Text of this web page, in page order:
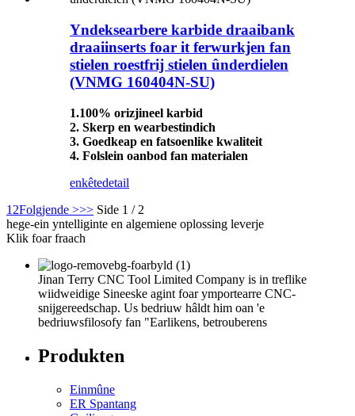
Yndeksearbere karbide draaibank
draaiinserts foar it ferwurkjen fan
stielen roestfrij stielen ûnderdielen
(VNMG 160404N-SU)
1.100% orizjineel karbid
2. Skerp en wearbestindich
3. Goedkeap en fatsoenlike kwaliteit
4. Folslein oanbod fan materialen
enkêtedetail
1 2Folgjende >>> Side 1 / 2
hege-ein yntelliginte en algemiene oplossing leverje
Klik foar fraach
Jinan Terry CNC Tool Limited Company is in treflike
wiidweidige Sineeske agint foar ymportearre CNC-
snijgereedschap. Us bedriuw hâldt him oan 'e
bedriuwsfilosofy fan "Earlikens, betrouberens
Produkten
Einmûne
ER Spantang